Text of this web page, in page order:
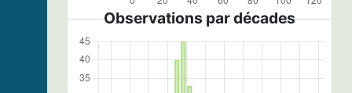
Observations par décades